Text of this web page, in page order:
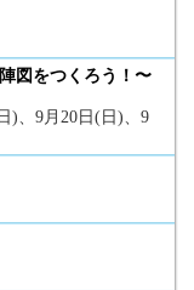
図をつくろう！〜
)、9月20日(日)、9